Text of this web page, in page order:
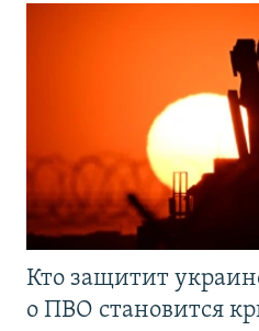
Кто защитит
о ПВО становится